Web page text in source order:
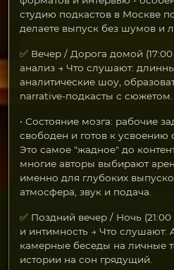
студию подкастов в Москве
делаете выпуск без шумов и
✅ Вечер / Дорога домой
анализ → Что слушают:
аналитические шоу,
narrative-подкасты с сюжетом.
• Состояние мозга: рабочие
свободен и готов к
Это самое "жадное" до
многие авторы выбирают
именно для глубоких
атмосфера, звук и подача.
✅ Поздний вечер / Ночь
и интимность → Что слушают:
камерные беседы на личные
истории на сон грядущий.